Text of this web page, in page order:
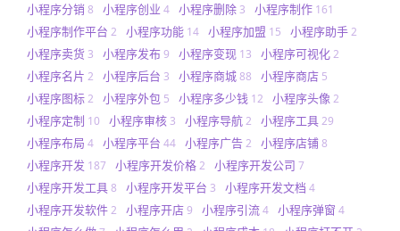
小程序分销 8 小程序创业 4 小程序删除 3 小程序制作 161
小程序制作平台 2 小程序功能 14 小程序加盟 15 小程序助手2
小程序卖货 3 小程序发布9 小程序变现 13 小程序可视化2
小程序名片 2 小程序后台 3 小程序商城88 小程序商店 5
小程序图标2 小程序外包 5 小程序多少钱 12 小程序头像 2
小程序定制 10 小程序审核 3 小程序导航2 小程序工具29
小程序布局 4 小程序平台 44 小程序广告2 小程序店铺8
小程序开发 187 小程序开发价格2 小程序开发公司 7
小程序开发工具8 小程序开发平台 3 小程序开发文档 4
小程序开发软件2 小程序开店9 小程序引流4 小程序弹窗 4